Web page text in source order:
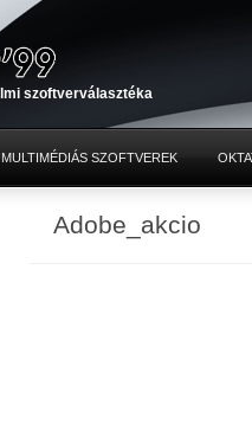
szoftverválasztéka
SZOFTVEREK
Adobe_akcio